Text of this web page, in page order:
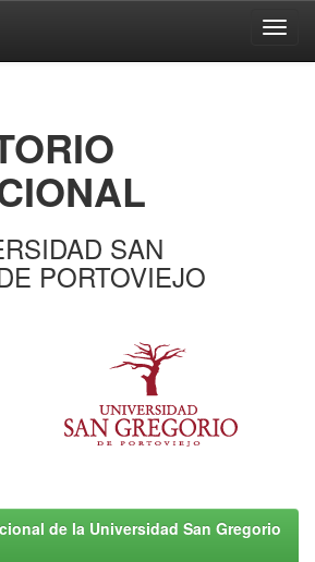
SAN
PORTOVIEJO
de la Universidad San Gregorio